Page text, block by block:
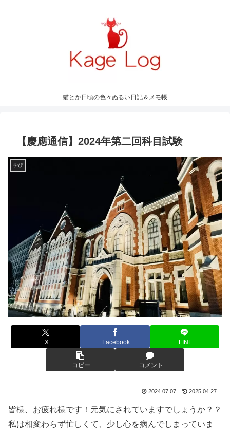
猫とか日頃の色々ぬるい日記＆メモ帳
【慶應通信】2024年第二回科目試験
学び
X Facebook LINE
コピー コメント
2024.07.07 2025.04.27
皆様、お疲れ様です！元気にされていますでしょうか？？
私は相変わらず忙しくて、少し心を病んでしまっていま